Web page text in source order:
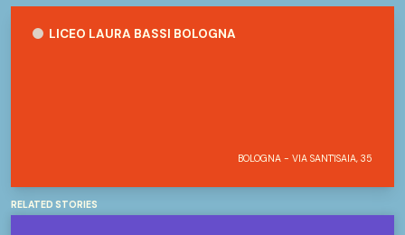
LICEO LAURA BASSI BOLOGNA
BOLOGNA - VIA SANT'ISAIA, 35
RELATED STORIES